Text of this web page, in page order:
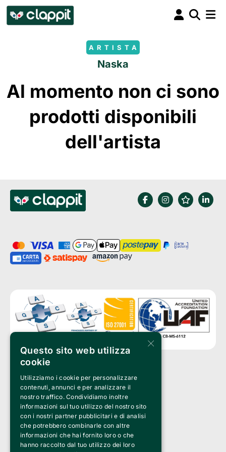
ARTISTA
Naska
Al momento non ci sono
prodotti disponibili
dell'artista
Clappit è un marchio di proprietà di:
Bemils Srl
a Socio Unico
Via Fosse Ardeatine, 4 -20092 Cinisello Balsamo (MI)
PI 05589050961
Iscr. C.C.I.A.A. Milano R.E.A. 1833471
© 2010-2025 Bemils Srl - Tutti i diritti riservati
Credits:
×
Questo sito web utilizza
cookie
Utilizziamo i cookie per personalizzare
contenuti, annunci e per analizzare il
nostro traffico. Condividiamo inoltre
informazioni sul tuo utilizzo del nostro sito
con i nostri partner pubblicitari e di analisi
che potrebbero combinarle con altre
informazioni che hai fornito loro o che
hanno raccolto dal tuo utilizzo dei loro